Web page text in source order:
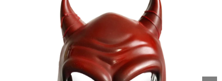
DEKORACE A VÝZDOBA
EXKLUZIVNÍ KOSTÝMY
NOVINKY 2025